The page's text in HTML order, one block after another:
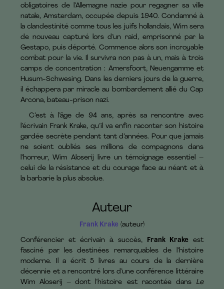
obligatoires de l’Allemagne nazie pour regagner sa ville
natale, Amsterdam, occupée depuis 1940. Condamné à
la clandestinité comme tous les juifs hollandais, Wim sera
de nouveau capturé lors d’un raid, emprisonné par la
Gestapo, puis déporté. Commence alors son incroyable
combat pour la vie. Il survivra non pas à un, mais à trois
camps de concentration : Amersfoort, Neuengamme et
Husum-Schwesing. Dans les derniers jours de la guerre,
il échappera par miracle au bombardement allié du Cap
Arcona, bateau-prison nazi.
C’est à l’âge de 94 ans, après sa rencontre avec
l’écrivain Frank Krake, qu’il va enfin raconter son histoire
gardée secrète pendant tant d’années. Pour que jamais
ne soient oubliés ses millions de compagnons dans
l’horreur, Wim Aloserij livre un témoignage essentiel –
celui de la résistance et du courage face au néant et à
la barbarie la plus absolue.
Auteur
Frank Krake (auteur)
Conférencier et écrivain à succès, Frank Krake est
fasciné par les destinées remarquables de l’histoire
moderne. Il a écrit 5 livres au cours de la dernière
décennie et a rencontré lors d’une conférence littéraire
Wim Aloserij – dont l’histoire est racontée dansLe